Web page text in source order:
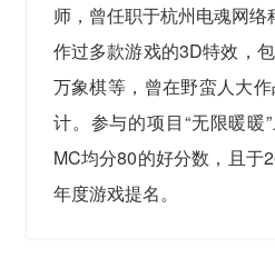
师，曾任职于杭州电魂网
作过多款游戏的3D特效，
万象棋等，曾在野蛮人大
计。参与的项目“无限暖暖
MC均分80的好分数，且于
年度游戏提名。